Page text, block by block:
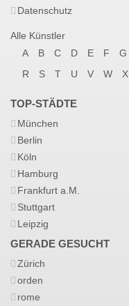
Datenschutz
Alle Künstler
A
B C D E F G
R
S T U V W X
TOP-STÄDTE
München
Berlin
Köln
Hamburg
Frankfurt a.M.
Stuttgart
Leipzig
GERADE GESUCHT
Zürich
orden
rome